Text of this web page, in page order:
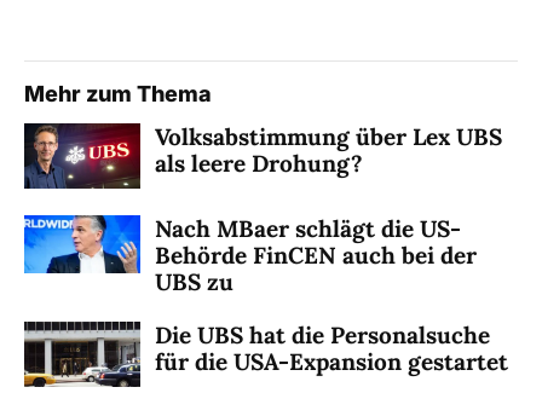
Mehr zum Thema
Volksabstimmung über Lex UBS
als leere Drohung?
Nach MBaer schlägt die US-
Behörde FinCEN auch bei der
UBS zu
Die UBS hat die Personalsuche
für die USA-Expansion gestartet